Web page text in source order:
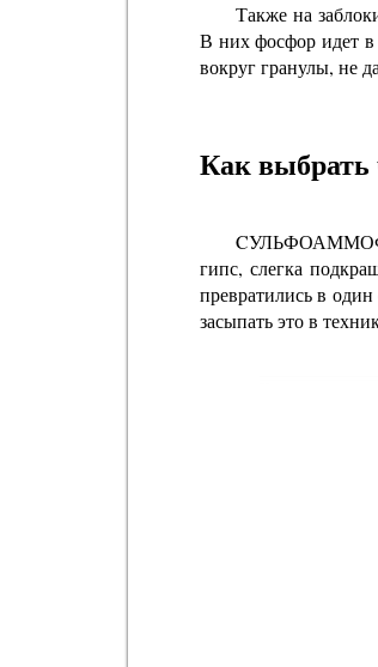
Также на
В них фосфор идет в
вокруг гранулы, не
Как выбрать
гипс, слегка
превратились в
засыпать это в